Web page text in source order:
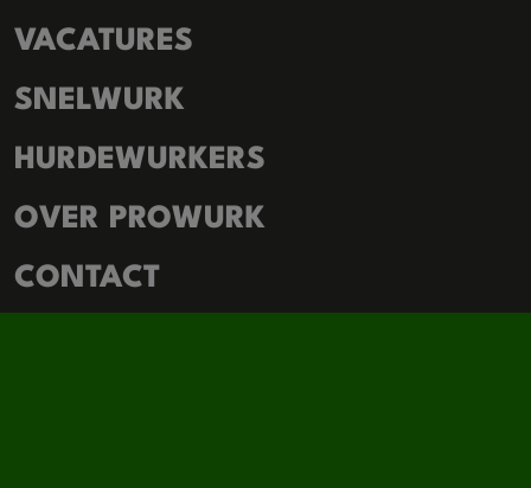
VACATURES
SNELWURK
HURDEWURKERS
OVER PROWURK
CONTACT